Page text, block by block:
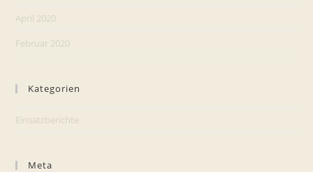
April 2020
Februar 2020
Kategorien
Einsatzberichte
Meta